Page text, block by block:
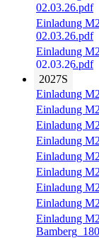
02.03.26.pdf
Einladung
02.03.26.pdf
Einladung
02.03.26.pdf
2027S
Einladung
Einladung
Einladung
Einladung
Einladung
Einladung
Einladung
Einladung
Einladung